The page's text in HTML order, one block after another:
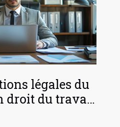
légales du
droit du travail